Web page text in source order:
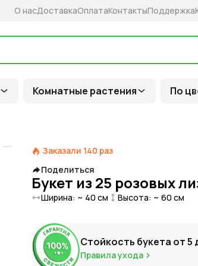
Комнатные растения По
О насДоставкаОплатаКонтактыПоддержка
Заказали 140 раз
Поделиться
Букет из 25 розовых
Ширина: ~ 40 см Высота: ~ 60 см
Стойкость букета от5
Правила ухода